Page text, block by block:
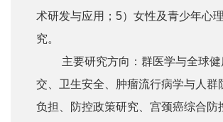
术研发与应用；5）女性及青少年心
究。
主要研究方向：群医学与全球
交、卫生安全、肿瘤流行病学与人群
负担、防控政策研究、宫颈癌综合防